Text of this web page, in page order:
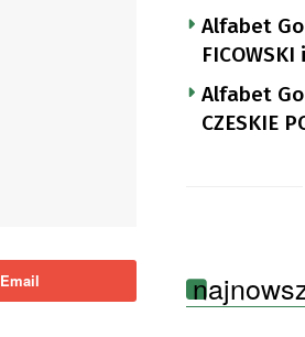
Email
Alfabet
FICOWSKI
Alfabet
CZESKIE